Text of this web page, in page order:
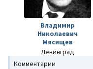
Владимир
Николаевич
Мясищев
Ленинград
Комментарии